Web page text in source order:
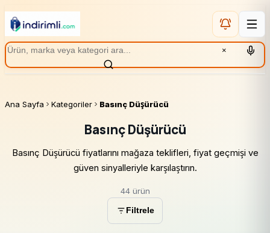
×
Ana Sayfa Kategoriler Basınç Düşürücü
Basınç Düşürücü
Basınç Düşürücü fiyatlarını mağaza teklifleri, fiyat geçmişi ve
güven sinyalleriyle karşılaştırın.
44 ürün
Filtrele